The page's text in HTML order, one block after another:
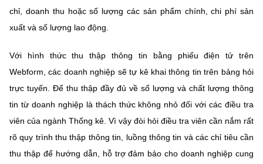
chỉ, doanh thu hoặc số lượng các sản phẩm chính, chi phí sản
xuất và số lượng lao động.
Với hình thức thu thập thông tin bằng phiếu điện tử trên
Webform, các doanh nghiệp sẽ tự kê khai thông tin trên bảng hỏi
trực tuyến. Để thu thập đầy đủ về số lượng và chất lượng thông
tin từ doanh nghiệp là thách thức không nhỏ đối với các điều tra
viên của ngành Thống kê. Vì vậy đòi hỏi điều tra viên cần nắm rất
rõ quy trình thu thập thông tin, luồng thông tin và các chỉ tiêu cần
thu thập để hướng dẫn, hỗ trợ đảm bảo cho doanh nghiệp cung